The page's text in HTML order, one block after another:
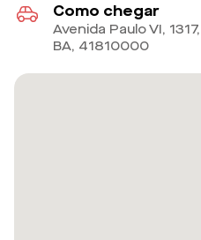
Como chegar
Avenida Paulo VI,
BA, 41810000